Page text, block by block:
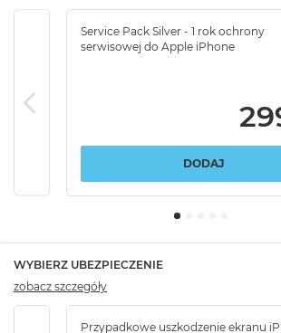
Service Pack Silver - 1 rok ochrony
serwisowej do Apple iPhone
DODAJ
WYBIERZ UBEZPIECZENIE
Przypadkowe uszkodzenie ekranu
zobacz szczegóły